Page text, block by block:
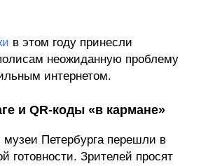
в этом году принесли
неожиданную проблему
интернетом.
и QR-коды «в кармане»
Петербурга перешли в
готовности. Зрителей просят